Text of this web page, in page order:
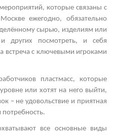
которые связаны с
ежегодно, обязательно
сырью, изделиям или
других посмотреть, и себя
встреча с ключевыми игроками
пластмасс, которые
или хотят на него выйти,
– не удовольствие и приятная
потребность.
все основные виды